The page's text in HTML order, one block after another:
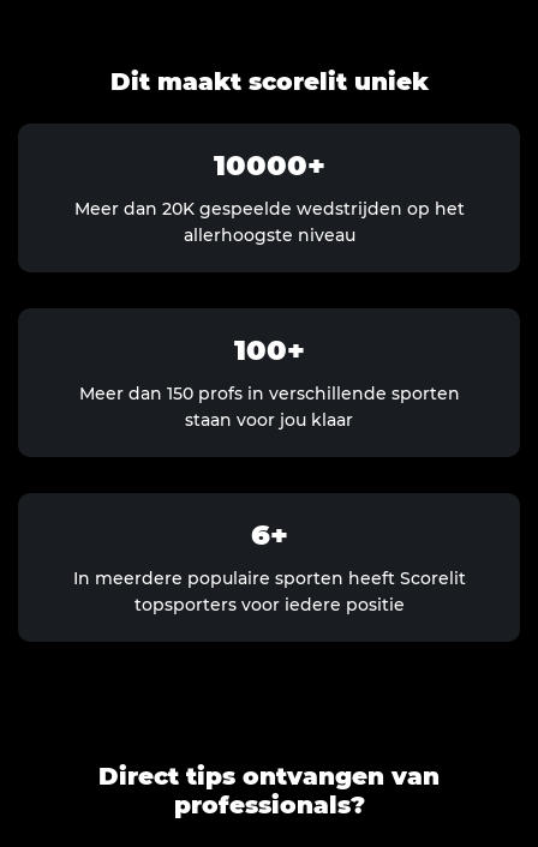
Dit maakt scorelit uniek
10000
Meer dan 20K gespeelde wedstrijden op het
allerhoogste niveau
100
Meer dan 150 profs in verschillende sporten
staan voor jou klaar
6
In meerdere populaire sporten heeft Scorelit
topsporters voor iedere positie
Direct tips ontvangen van
professionals?